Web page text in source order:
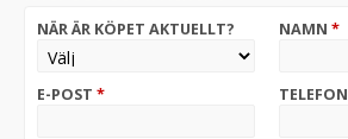
NÄR ÄR KÖPET AKTUELLT? NAMN *
E-POST * TELEFON